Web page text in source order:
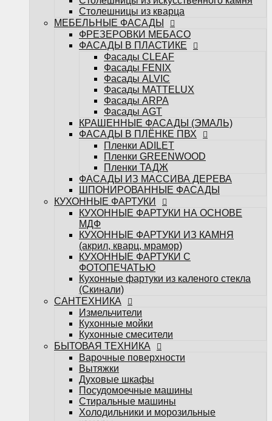
Пленки GREENWOOD
Пленки ТАДЖ
ФАСАДЫ ИЗ МАССИВА ДЕРЕВА
ШПОНИРОВАННЫЕ ФАСАДЫ
КУХОННЫЕ ФАРТУКИ
КУХОННЫЕ ФАРТУКИ НА ОСНОВЕ
КУХОННЫЕ ФАРТУКИ ИЗ КАМНЯ
(акрил, кварц, мрамор)
КУХОННЫЕ ФАРТУКИ С
ФОТОПЕЧАТЬЮ
Кухонные фартуки из каленого стекла
(Скинали)
САНТЕХНИКА
Измельчители
Кухонные мойки
Кухонные смесители
БЫТОВАЯ ТЕХНИКА
Варочные поверхности
Вытяжки
Духовые шкафы
Посудомоечные машины
Стиральные машины
Холодильники и морозильные камеры
Шкафы винные
Микроволновые печи
Телевизоры
СИСТЕМЫ ВЁДЕР
РЕЙЛИНГОВЫЕ СИСТЕМЫ
МЕБЕЛЬНЫЕ РУЧКИ
ПРОФИЛЬ - РУЧКИ
РУЧКИ - СКОБЫ
РУЧКИ - РАКОВИНЫ
РУЧКИ - РЕЙЛИНГИ
РУЧКИ - КНОПКИ
РУЧКИ-КАПЛИ
МЕБЕЛЬНЫЕ КРЮЧКИ
Поддоны под мойку
Столешницы из кварца
МЕБЕЛЬНЫЕ ФАСАДЫ
ФРЕЗЕРОВКИ МЕБАСО
ФАСАДЫ В ПЛАСТИКЕ
Фасады CLEAF
Фасады FENIX
Фасады ALVIC
Фасады MATTELUX
Фасады ARPA
Фасады AGT
КРАШЕННЫЕ ФАСАДЫ (ЭМАЛЬ)
ФАСАДЫ В ПЛЁНКЕ ПВХ
Пленки ADILET
Пленки GREENWOOD
Пленки ТАДЖ
ФАСАДЫ ИЗ МАССИВА ДЕРЕВА
ШПОНИРОВАННЫЕ ФАСАДЫ
КУХОННЫЕ ФАРТУКИ
КУХОННЫЕ ФАРТУКИ НА ОСНОВЕ
МДФ
КУХОННЫЕ ФАРТУКИ ИЗ КАМНЯ
(акрил, кварц, мрамор)
КУХОННЫЕ ФАРТУКИ С
ФОТОПЕЧАТЬЮ
Кухонные фартуки из каленого стекла
(Скинали)
САНТЕХНИКА
Измельчители
Кухонные мойки
Кухонные смесители
БЫТОВАЯ ТЕХНИКА
Варочные поверхности
Вытяжки
Духовые шкафы
Посудомоечные машины
Стиральные машины
Холодильники и морозильные